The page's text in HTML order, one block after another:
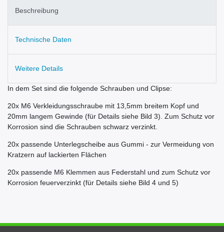
Beschreibung
Technische Daten
Weitere Details
In dem Set sind die folgende Schrauben und Clipse:
20x M6 Verkleidungsschraube mit 13,5mm breitem Kopf und
20mm langem Gewinde (für Details siehe Bild 3). Zum Schutz vor
Korrosion sind die Schrauben schwarz verzinkt.
20x passende Unterlegscheibe aus Gummi - zur Vermeidung von
Kratzern auf lackierten Flächen
20x passende M6 Klemmen aus Federstahl und zum Schutz vor
Korrosion feuerverzinkt (für Details siehe Bild 4 und 5)